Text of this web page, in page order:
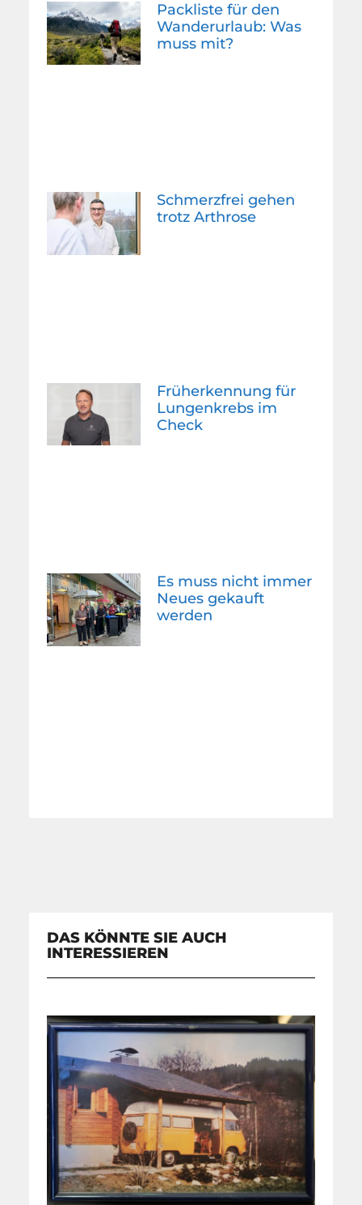
Packliste für den
Wanderurlaub: Was
muss mit?
Schmerzfrei gehen
trotz Arthrose
Früherkennung für
Lungenkrebs im
Check
Es muss nicht immer
Neues gekauft
werden
DAS KÖNNTE SIE AUCH
INTERESSIEREN